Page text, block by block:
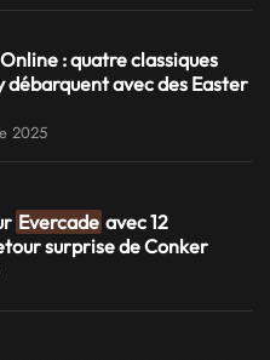
: quatre classiques
débarquent avec des Easter
2025
Evercade avec 12
surprise de Conker